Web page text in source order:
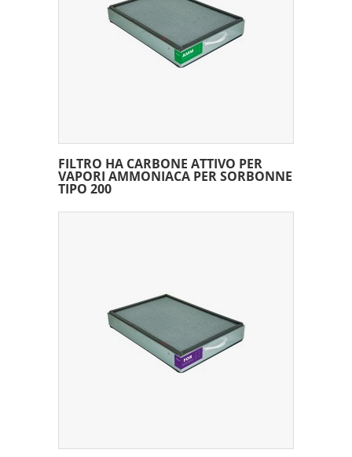
FILTRO HA CARBONE ATTIVO PER
VAPORI AMMONIACA PER SORBONNE
TIPO 200